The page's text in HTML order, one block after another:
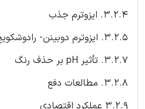
3.2.4. ایزوترم جذب
3.2.5. ایزوترم دوبینن- رادوشکویچ (D–R)
3.2.7. تأثیر pH بر حذف رنگ
3.2.8. مطالعات دفع
3.2.9 عملکرد اقتصادی